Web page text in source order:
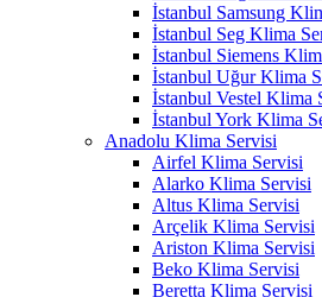
İstanbul Samsung
İstanbul Seg Klima
İstanbul Siemens
İstanbul Uğur Klima
İstanbul Vestel Klima
İstanbul York Klima
Anadolu Klima Servisi
Airfel Klima Servisi
Alarko Klima Servisi
Altus Klima Servisi
Arçelik Klima Servisi
Ariston Klima Servisi
Beko Klima Servisi
Beretta Klima Servisi